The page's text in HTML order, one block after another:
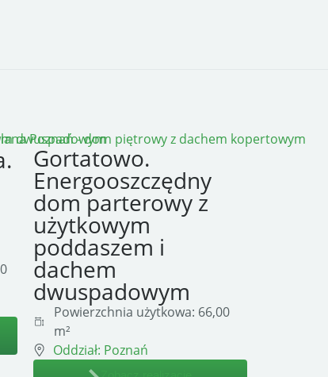
Gortatowo.
Energooszczędny
dom parterowy z
użytkowym
poddaszem i
dachem
dwuspadowym
Powierzchnia użytkowa: 66,00
m²
Oddział: Poznań